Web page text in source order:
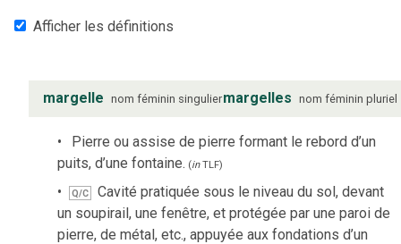
Afficher les définitions
margelle nom féminin singuliermargelles nom féminin pluriel
Pierre ou assise de pierre formant le rebord d’un
puits, d’une fontaine. (inTLF)
Q/C
Cavité pratiquée sous le niveau du sol, devant
un soupirail, une fenêtre, et protégée par une paroi de
pierre, de métal, etc., appuyée aux fondations d’un